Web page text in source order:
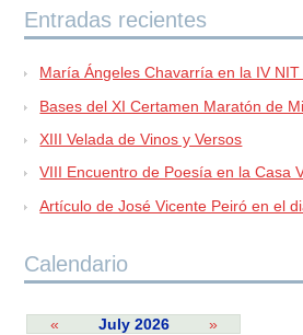
Entradas recientes
María Ángeles Chavarría en la IV NIT
Bases del XI Certamen Maratón de
XIII Velada de Vinos y Versos
VIII Encuentro de Poesía en la Casa
Artículo de José Vicente Peiró en el
Calendario
« July 2026 »